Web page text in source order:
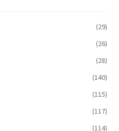
(29)
(26)
(28)
(140)
(115)
(117)
(114)